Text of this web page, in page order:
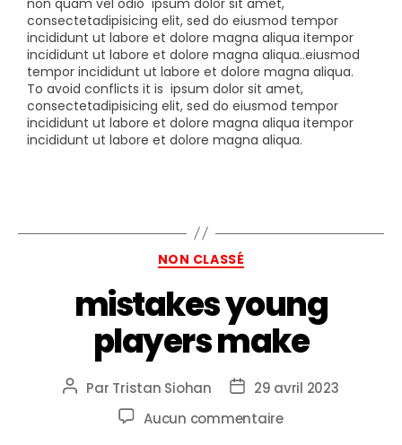
consectetadipisicing elit, sed do eiusmod tempor
incididunt ut labore et dolore magna aliqua itempor
incididunt ut labore et dolore magna aliqua..eiusmod
tempor incididunt ut labore et dolore magna aliqua.
To avoid conflicts it is ipsum dolor sit amet,
consectetadipisicing elit, sed do eiusmod tempor
incididunt ut labore et dolore magna aliqua itempor
incididunt ut labore et dolore magna aliqua.
NON CLASSÉ
mistakes young
players make
Par Tristan Siohan
29 avril 2023
Aucun commentaire